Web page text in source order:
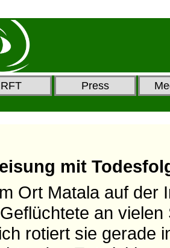
RFT Press
mit
Ort Matala auf der
an vielen
rotiert sie gerade